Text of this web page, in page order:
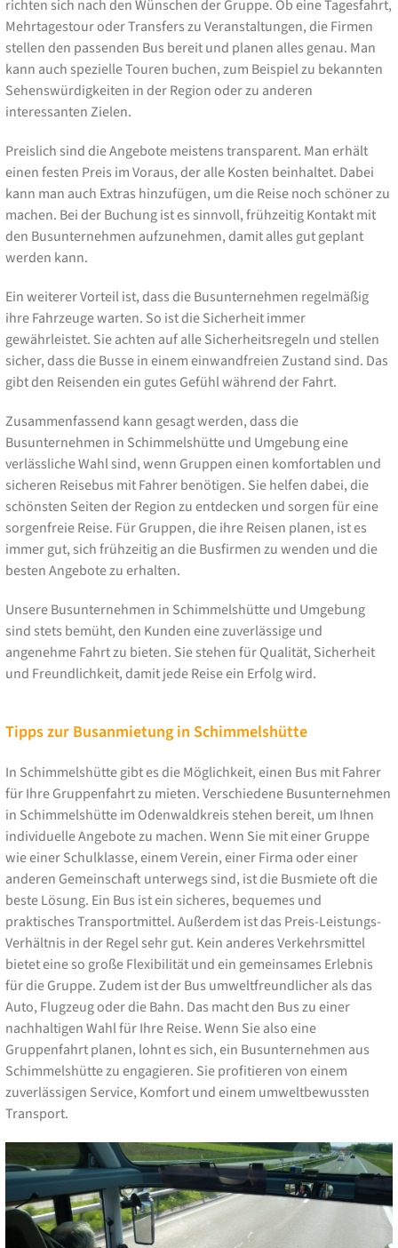
richten sich nach den Wünschen der Gruppe. Ob eine Tagesfahrt,
Mehrtagestour oder Transfers zu Veranstaltungen, die Firmen
stellen den passenden Bus bereit und planen alles genau. Man
kann auch spezielle Touren buchen, zum Beispiel zu bekannten
Sehenswürdigkeiten in der Region oder zu anderen
interessanten Zielen.
Preislich sind die Angebote meistens transparent. Man erhält
einen festen Preis im Voraus, der alle Kosten beinhaltet. Dabei
kann man auch Extras hinzufügen, um die Reise noch schöner zu
machen. Bei der Buchung ist es sinnvoll, frühzeitig Kontakt mit
den Busunternehmen aufzunehmen, damit alles gut geplant
werden kann.
Ein weiterer Vorteil ist, dass die Busunternehmen regelmäßig
ihre Fahrzeuge warten. So ist die Sicherheit immer
gewährleistet. Sie achten auf alle Sicherheitsregeln und stellen
sicher, dass die Busse in einem einwandfreien Zustand sind. Das
gibt den Reisenden ein gutes Gefühl während der Fahrt.
Zusammenfassend kann gesagt werden, dass die
Busunternehmen in Schimmelshütte und Umgebung eine
verlässliche Wahl sind, wenn Gruppen einen komfortablen und
sicheren Reisebus mit Fahrer benötigen. Sie helfen dabei, die
schönsten Seiten der Region zu entdecken und sorgen für eine
sorgenfreie Reise. Für Gruppen, die ihre Reisen planen, ist es
immer gut, sich frühzeitig an die Busfirmen zu wenden und die
besten Angebote zu erhalten.
Unsere Busunternehmen in Schimmelshütte und Umgebung
sind stets bemüht, den Kunden eine zuverlässige und
angenehme Fahrt zu bieten. Sie stehen für Qualität, Sicherheit
und Freundlichkeit, damit jede Reise ein Erfolg wird.
Tipps zur Busanmietung in Schimmelshütte
In Schimmelshütte gibt es die Möglichkeit, einen Bus mit Fahrer
für Ihre Gruppenfahrt zu mieten. Verschiedene Busunternehmen
in Schimmelshütte im Odenwaldkreis stehen bereit, um Ihnen
individuelle Angebote zu machen. Wenn Sie mit einer Gruppe
wie einer Schulklasse, einem Verein, einer Firma oder einer
anderen Gemeinschaft unterwegs sind, ist die Busmiete oft die
beste Lösung. Ein Bus ist ein sicheres, bequemes und
praktisches Transportmittel. Außerdem ist das Preis-Leistungs-
Verhältnis in der Regel sehr gut. Kein anderes Verkehrsmittel
bietet eine so große Flexibilität und ein gemeinsames Erlebnis
für die Gruppe. Zudem ist der Bus umweltfreundlicher als das
Auto, Flugzeug oder die Bahn. Das macht den Bus zu einer
nachhaltigen Wahl für Ihre Reise. Wenn Sie also eine
Gruppenfahrt planen, lohnt es sich, ein Busunternehmen aus
Schimmelshütte zu engagieren. Sie profitieren von einem
zuverlässigen Service, Komfort und einem umweltbewussten
Transport.